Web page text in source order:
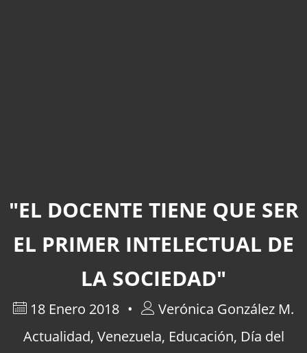
"EL DOCENTE TIENE QUE SER
EL PRIMER INTELECTUAL DE
LA SOCIEDAD"
18 Enero 2018
Verónica González M.
Actualidad, Venezuela, Educación, Día del